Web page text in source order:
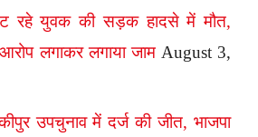
रहे युवक की सड़क हादसे में मौत,
लगाकर लगाया जाम August 3,
उपचुनाव में दर्ज की जीत, भाजपा